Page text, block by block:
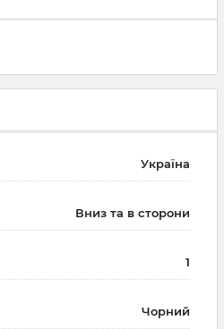
Україна
Вниз та в сторони
1
Чорний